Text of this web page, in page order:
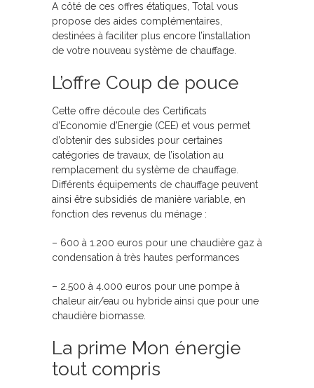
A côté de ces offres étatiques, Total vous
propose des aides complémentaires,
destinées à faciliter plus encore l’installation
de votre nouveau système de chauffage.
L’offre Coup de pouce
Cette offre découle des Certificats
d’Economie d’Energie (CEE) et vous permet
d’obtenir des subsides pour certaines
catégories de travaux, de l’isolation au
remplacement du système de chauffage.
Différents équipements de chauffage peuvent
ainsi être subsidiés de manière variable, en
fonction des revenus du ménage :
– 600 à 1.200 euros pour une chaudière gaz à
condensation à très hautes performances
– 2.500 à 4.000 euros pour une pompe à
chaleur air/eau ou hybride ainsi que pour une
chaudière biomasse.
La prime Mon énergie
tout compris